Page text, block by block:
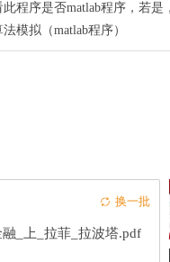
序是否matlab程序，若是，错
模拟（matlab程序）
换一批
_上_拉菲_拉波塔.pdf